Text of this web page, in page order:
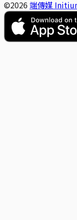
©2026 端傳媒